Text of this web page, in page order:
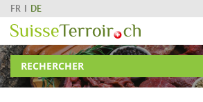
FR DE
RECHERCHER